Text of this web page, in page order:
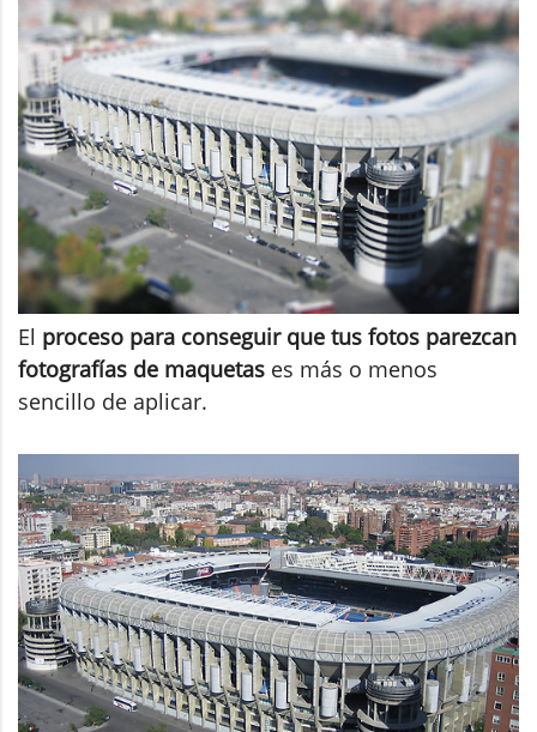
El proceso para conseguir que tus fotos parezcan
fotografías de maquetas es más o menos
sencillo de aplicar.